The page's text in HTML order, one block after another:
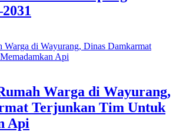
Warga di Wayurang,
Terjunkan Tim Untuk
Api